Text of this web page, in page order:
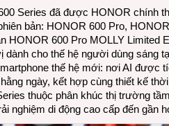
Series đã được HONOR chính
bản: HONOR 600 Pro,
HONOR 600 Pro MOLLY Limited
dành cho thế hệ người dùng sáng
thế hệ mới: nơi AI được
ngày, kết hợp cùng thiết kế
thuộc phân khúc thị trường
nghiệm di động cao cấp đến gần